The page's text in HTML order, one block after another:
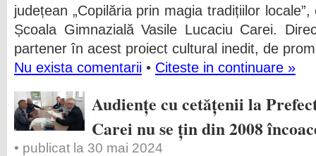
județean „Copilăria prin magia tradițiilor
Școala Gimnazială Vasile Lucaciu Carei.
partener în acest proiect cultural inedit, de
Nu exista comentarii • Citeste in continuare »
Audiențe cu cetățenii la
Carei nu se țin din 2008
• publicat la 30 mai 2024